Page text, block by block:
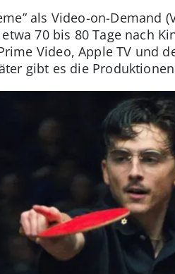
als Video-on-Demand
70 bis 80 Tage nach
Video, Apple TV und
gibt es die